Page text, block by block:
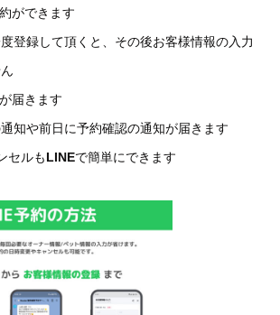
ができます
登録して頂くと、その後お客様情報の入力
届きます
知や前日に予約確認の通知が届きます
セルもLINEで簡単にできます